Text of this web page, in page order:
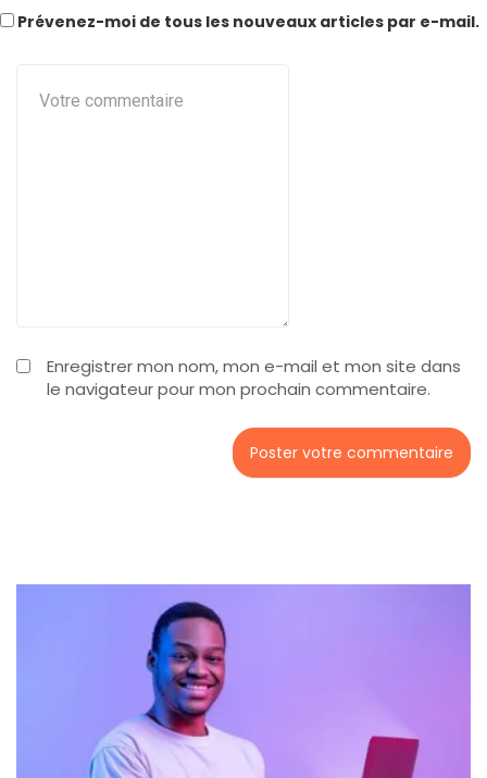
Enregistrer mon nom, mon e-mail et mon site dans
le navigateur pour mon prochain commentaire.
Prévenez-moi de tous les nouveaux articles par e-mail.